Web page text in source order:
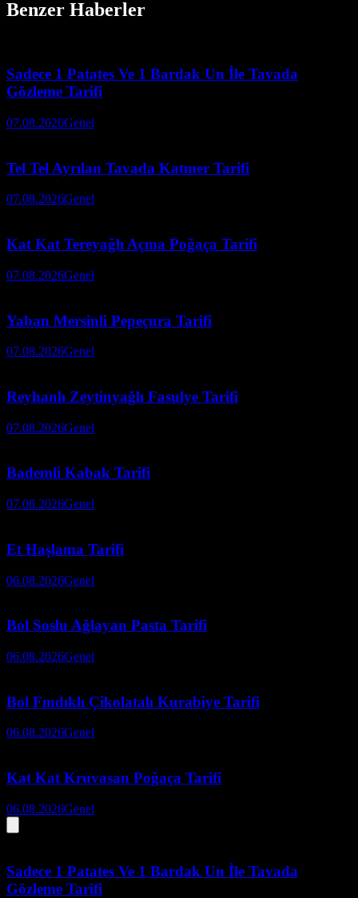
Benzer Haberler
Sadece 1 Patates Ve 1 Bardak Un İle Tavada
Gözleme Tarifi
07.08.2026Genel
Tel Tel Ayrılan Tavada Katmer Tarifi
07.08.2026Genel
Kat Kat Tereyağlı Açma Poğaça Tarifi
07.08.2026Genel
Yaban Mersinli Pepeçura Tarifi
07.08.2026Genel
Reyhanlı Zeytinyağlı Fasulye Tarifi
07.08.2026Genel
Bademli Kabak Tarifi
07.08.2026Genel
Et Haşlama Tarifi
06.08.2026Genel
Bol Soslu Ağlayan Pasta Tarifi
06.08.2026Genel
Bol Fındıklı Çikolatalı Kurabiye Tarifi
06.08.2026Genel
Kat Kat Kruvasan Poğaça Tarifi
06.08.2026Genel
Sadece 1 Patates Ve 1 Bardak Un İle Tavada
Gözleme Tarifi